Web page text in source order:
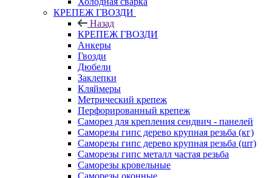
КРЕПЕЖ ГВОЗДИ
Назад
КРЕПЕЖ ГВОЗДИ
Анкеры
Гвозди
Дюбели
Заклепки
Кляймеры
Метрический крепеж
Перфорированный крепеж
Саморез для крепления сендвич - панелей
Саморезы гипс дерево крупная резьба (кг)
Саморезы гипс дерево крупная резьба (шт)
Саморезы гипс металл частая резьба
Саморезы кровельные
Саморезы оконные